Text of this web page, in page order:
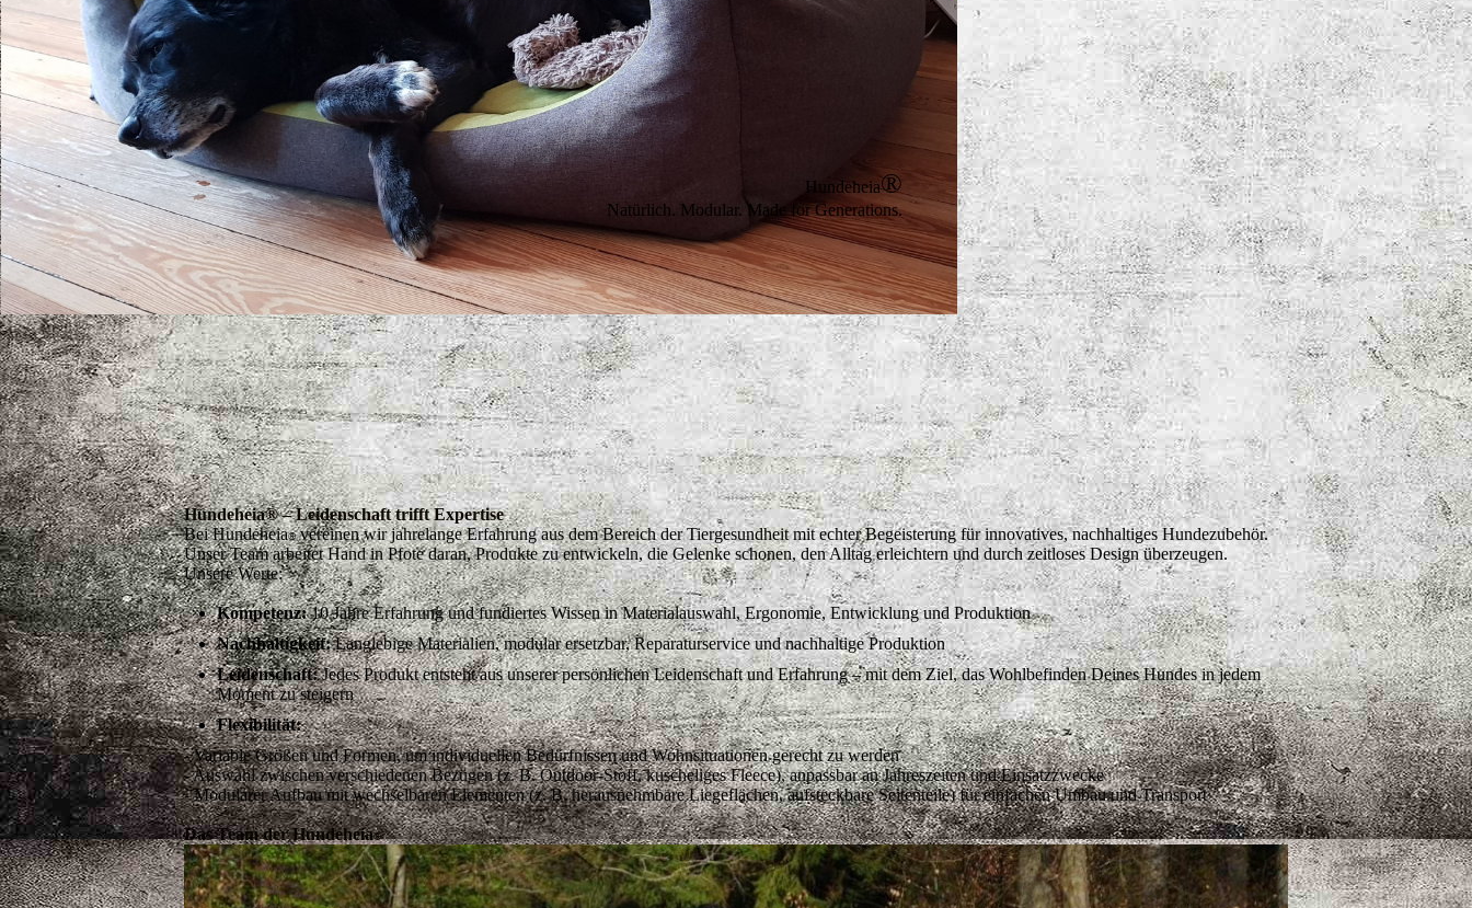
Hundeheia®
Natürlich. Modular. Made for Generations.
Hundeheia® – Leidenschaft trifft Expertise
Bei Hundeheia®vereinen wir jahrelange Erfahrung aus dem Bereich der Tiergesundheit mit echter Begeisterung für innovatives, nachhaltiges Hundezubehör.
Unser Team arbeitet Hand in Pfote daran, Produkte zu entwickeln, die Gelenke schonen, den Alltag erleichtern und durch zeitloses Design überzeugen.
Unsere Werte:
Kompetenz:10 Jahre Erfahrung und fundiertes Wissen in Materialauswahl, Ergonomie, Entwicklung und Produktion
Nachhaltigkeit:Langlebige Materialien, modular ersetzbar, Reparaturservice und nachhaltige Produktion
Leidenschaft:Jedes Produkt entsteht aus unserer persönlichen Leidenschaft und Erfahrung – mit dem Ziel, das Wohlbefinden Deines Hundes in jedem
Moment zu steigern
Flexibilität:
-Variable Größen und Formen, um individuellen Bedürfnissen und Wohnsituationen gerecht zu werden
-Auswahl zwischen verschiedenen Bezügen (z. B. Outdoor-Stoff, kuscheliges Fleece), anpassbar an Jahreszeiten und Einsatzzwecke
-Modularer Aufbau mit wechselbaren Elementen (z. B. herausnehmbare Liegeflächen, aufsteckbare Seitenteile) für einfachen Umbau und Transport
Das Team der Hundeheia®